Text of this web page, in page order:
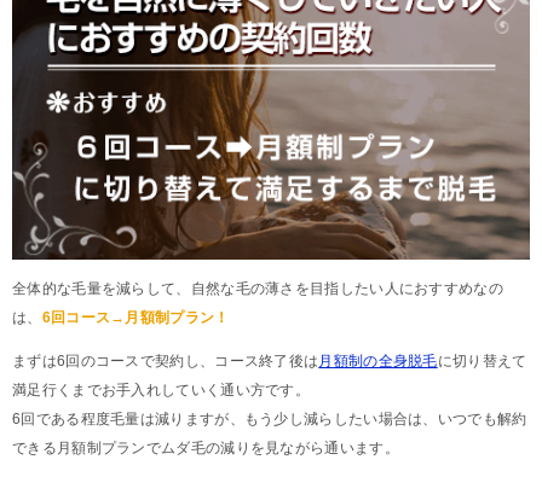
全体的な毛量を減らして、自然な毛の薄さを目指したい人におすすめなの
は、 6回コース→月額制プラン！
まずは6回のコースで契約し、コース終了後は 月額制の全身脱毛に切り替えて
満足行くまでお手入れしていく通い方です。
6回である程度毛量は減りますが、もう少し減らしたい場合は、いつでも解約
できる月額制プランでムダ毛の減りを見ながら通います。